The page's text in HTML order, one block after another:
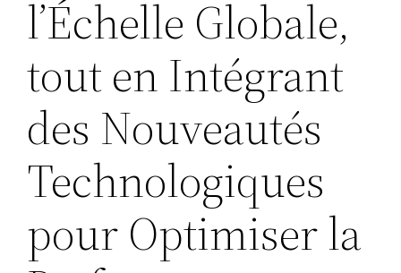
l’Échelle Globale,
tout en Intégrant
des Nouveautés
Technologiques
pour Optimiser la